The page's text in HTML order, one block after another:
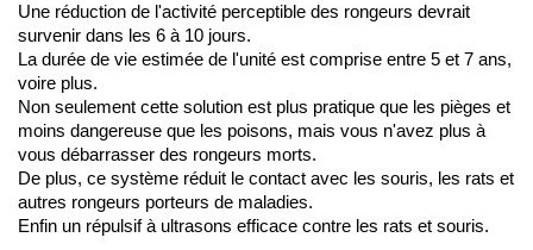
Une réduction de l'activité perceptible des rongeurs devrait
survenir dans les 6 à 10 jours.
La durée de vie estimée de l'unité est comprise entre 5 et 7 ans,
voire plus.
Non seulement cette solution est plus pratique que les pièges et
moins dangereuse que les poisons, mais vous n'avez plus à
vous débarrasser des rongeurs morts.
De plus, ce système réduit le contact avec les souris, les rats et
autres rongeurs porteurs de maladies.
Enfin un répulsif à ultrasons efficace contre les rats et souris.